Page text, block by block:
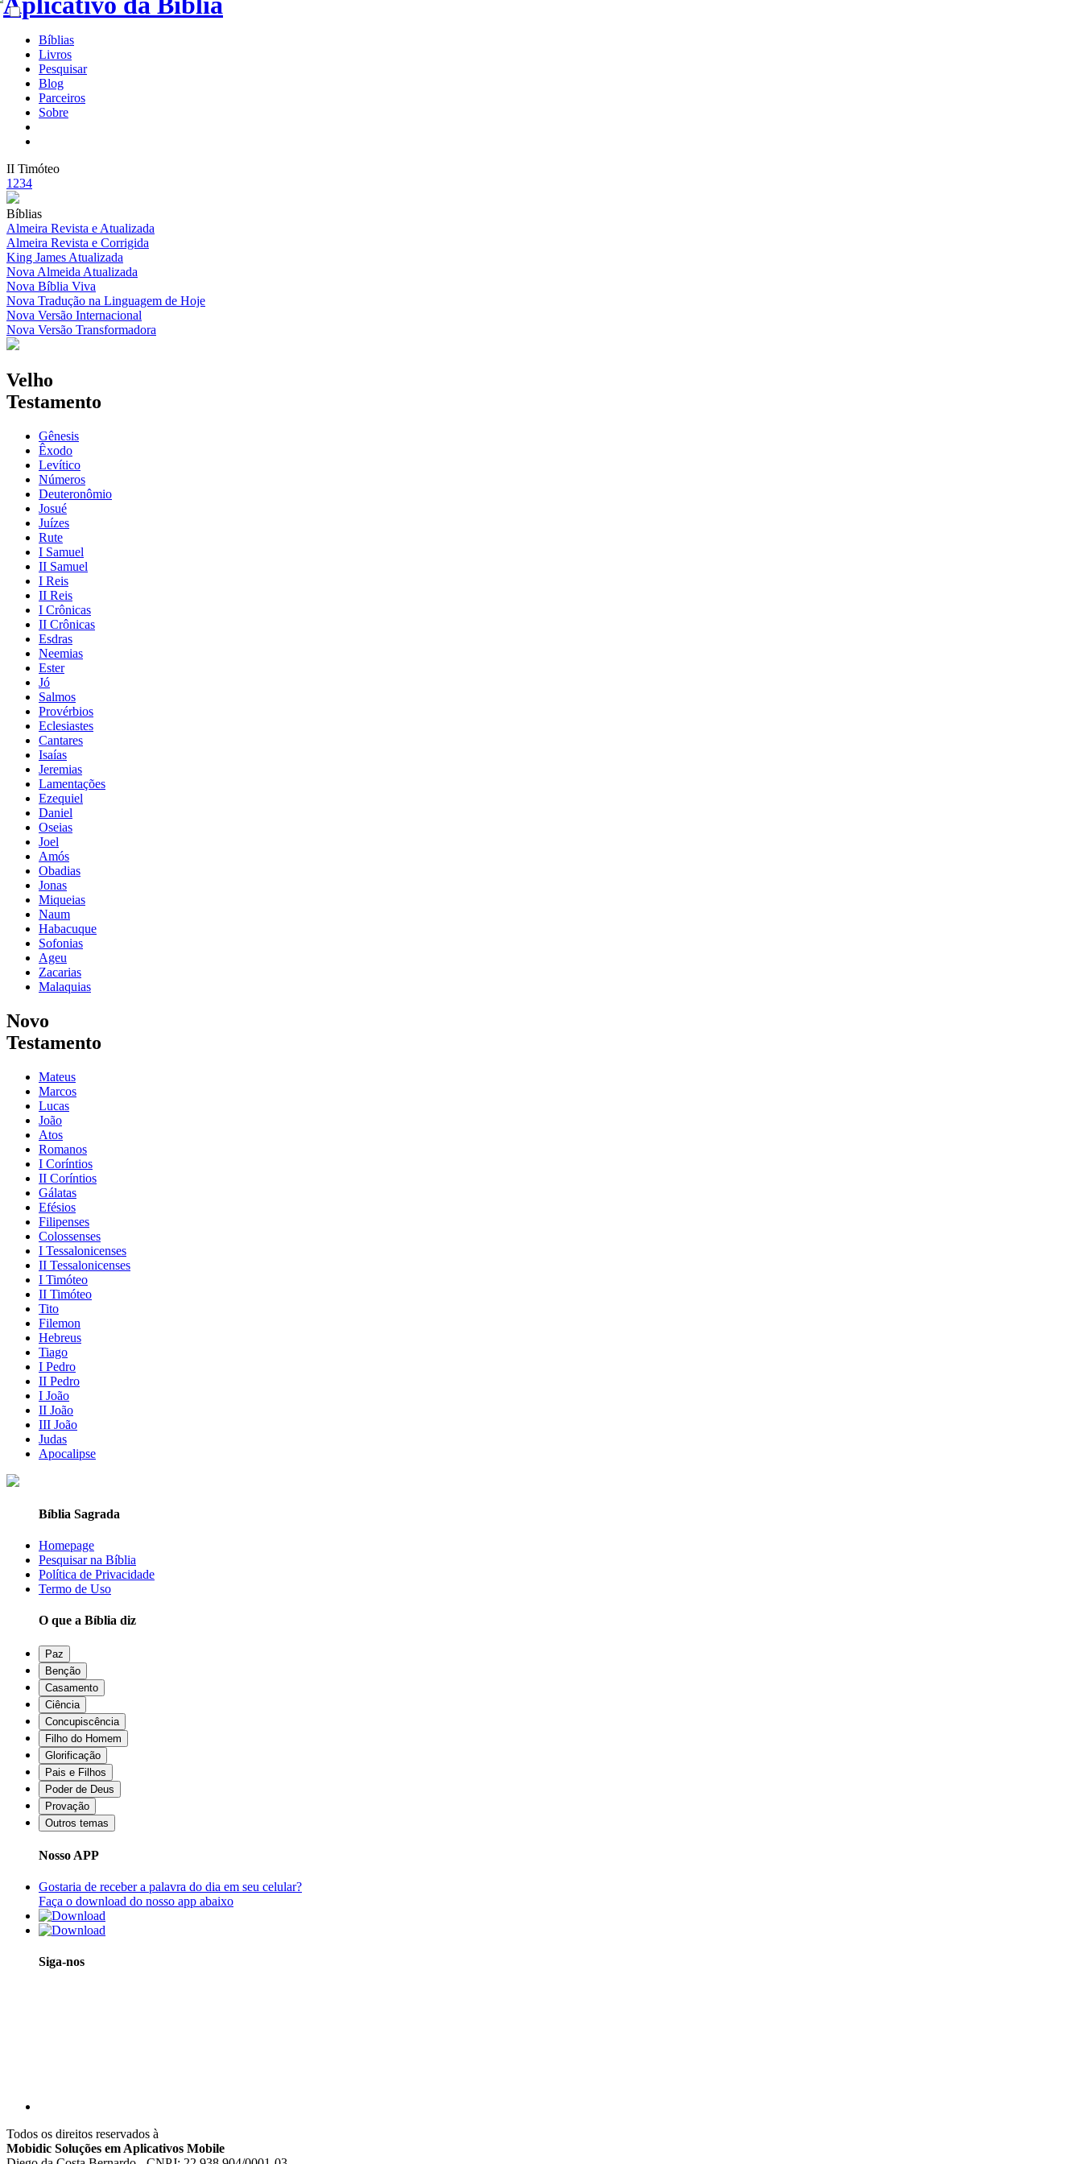
Bíblias
Livros
Pesquisar
Blog
Parceiros
Sobre
II Timóteo
1 234
Bíblias
Almeira Revista e Atualizada
Almeira Revista e Corrigida
King James Atualizada
Nova Almeida Atualizada
Nova Bíblia Viva
Nova Tradução na Linguagem de Hoje
Nova Versão Internacional
Nova Versão Transformadora
Velho
Testamento
Gênesis
Êxodo
Levítico
Números
Deuteronômio
Josué
Juízes
Rute
I Samuel
II Samuel
I Reis
II Reis
I Crônicas
II Crônicas
Esdras
Neemias
Ester
Jó
Salmos
Provérbios
Eclesiastes
Cantares
Isaías
Jeremias
Lamentações
Ezequiel
Daniel
Oseias
Joel
Amós
Obadias
Jonas
Miqueias
Naum
Habacuque
Sofonias
Ageu
Zacarias
Malaquias
Novo
Testamento
Mateus
Marcos
Lucas
João
Atos
Romanos
I Coríntios
II Coríntios
Gálatas
Efésios
Filipenses
Colossenses
I Tessalonicenses
II Tessalonicenses
I Timóteo
II Timóteo
Tito
Filemon
Hebreus
Tiago
I Pedro
II Pedro
I João
II João
III João
Judas
Apocalipse
Bíblia Sagrada
Homepage
Pesquisar na Bíblia
Política de Privacidade
Termo de Uso
O que a Bíblia diz
Paz
Benção
Casamento
Ciência
Concupiscência
Filho do Homem
Glorificação
Pais e Filhos
Poder de Deus
Provação
Outros temas
Nosso APP
Gostaria de receber a palavra do dia em seu celular?
Faça o download do nosso app abaixo
Siga-nos
Todos os direitos reservados à
Mobidic Soluções em Aplicativos Mobile